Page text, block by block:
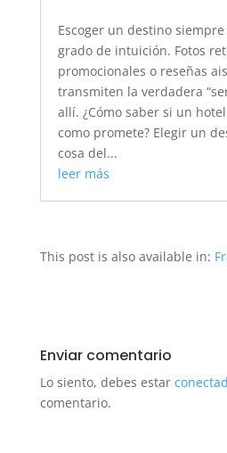
Escoger un destino
grado de intuición. Fotos
promocionales o reseñas
transmiten la verdadera
allí. ¿Cómo saber si un
como promete? Elegir un
cosa del...
leer más
This post is also available in:
Enviar comentario
Lo siento, debes estar
comentario.